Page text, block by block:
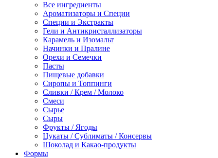
Все ингредиенты
Ароматизаторы и Специи
Специи и Экстракты
Гели и Антикристаллизаторы
Карамель и Изомальт
Начинки и Пралине
Орехи и Семечки
Пасты
Пищевые добавки
Сиропы и Топпинги
Сливки / Крем / Молоко
Смеси
Сырье
Сыры
Фрукты / Ягоды
Цукаты / Сублиматы / Консервы
Шоколад и Какао-продукты
Формы